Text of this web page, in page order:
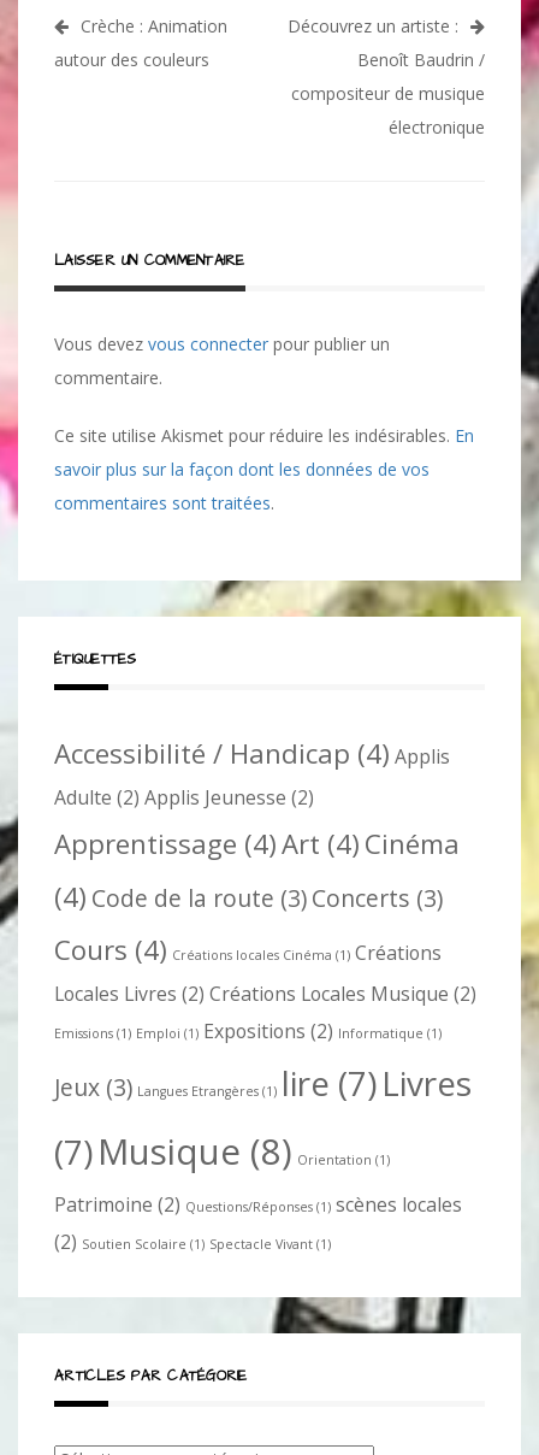
Navigation
de
Crèche : Animation
autour des couleurs
Découvrez un artiste :
Benoît Baudrin /
compositeur de musique
électronique
LAISSER UN COMMENTAIRE
Vous devez vous connecter pour publier un
commentaire.
Ce site utilise Akismet pour réduire les indésirables. En
savoir plus sur la façon dont les données de vos
commentaires sont traitées.
ÉTIQUETTES
Accessibilité / Handicap (4) Applis
Adulte (2) Applis Jeunesse (2)
Apprentissage (4)Art (4) Cinéma
(4) Code de la route (3)Concerts (3)
Cours (4) Créations locales Cinéma (1) Créations
Locales Livres (2) Créations Locales Musique (2)
Emissions (1) Emploi (1) Expositions (2) Informatique (1)
Jeux (3) Langues Etrangères (1) lire (7)Livres
(7)Musique (8) Orientation (1)
Patrimoine (2) Questions/Réponses (1) scènes locales
(2) Soutien Scolaire (1) Spectacle Vivant (1)
ARTICLES PAR CATÉGORIE